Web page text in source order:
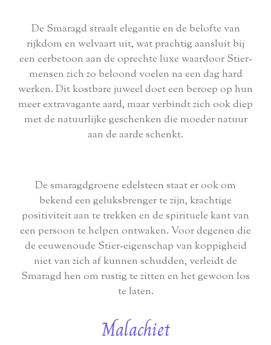
De Smaragd straalt elegantie en de belofte van
rijkdom en welvaart uit, wat prachtig aansluit bij
een eerbetoon aan de oprechte luxe waardoor Stier-
mensen zich zo beloond voelen na een dag hard
werken. Dit kostbare juweel doet een beroep op hun
meer extravagante aard, maar verbindt zich ook diep
met de natuurlijke geschenken die moeder natuur
aan de aarde schenkt.
De smaragdgroene edelsteen staat er ook om
bekend een geluksbrenger te zijn, krachtige
positiviteit aan te trekken en de spirituele kant van
een persoon te helpen ontwaken. Voor degenen die
de eeuwenoude Stier-eigenschap van koppigheid
niet van zich af kunnen schudden, verleidt de
Smaragd hen om rustig te zitten en het gewoon los
te laten.
Malachiet